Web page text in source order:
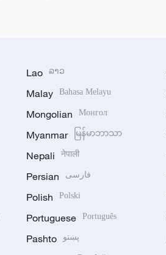
Lao ລາວ
Malay Bahasa Melayu
Mongolian Монгол
Myanmar မြန်မာဘာသာ
Nepali नेपाली
Persian فارسی
Polish Polski
Portuguese Português
Pashto پښتو